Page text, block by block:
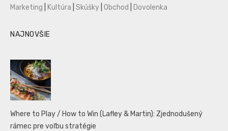
Marketing
Kultúra Skúšky Obchod Dovolenka
NAJNOVŠIE
Where to Play / How to Win (Lafley & Martin): Zjednodušený
rámec pre voľbu stratégie